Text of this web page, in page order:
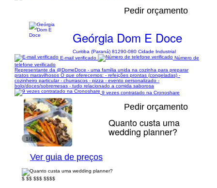
Pedir orçamento
Geórgia Dom E Doce
Curitiba (Paraná) 81290-080 Cidade Industrial
E-mail verificado
Número de
telefone verificado
Representante da @DomeDoce - uma família unida na cozinha para preparar
pratos maravilhosos O que oferecemos: - refeições prontas (congeladas) -
cozinheiro particular - churrascos - pizza - evento personalizado -
bolo/doces/sobremesas - tudo relacionado a comida saborosa
9 vezes contratado na Cronoshare
1/15
Pedir orçamento
Quanto custa uma
wedding planner?
Ver guia de preços
$ $$ $$$ $$$$